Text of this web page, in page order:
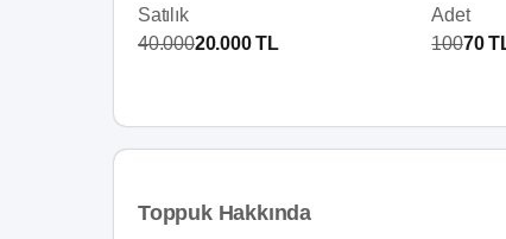
Satılık
40.00020.000 TL
Adet
10070
Toppuk Hakkında